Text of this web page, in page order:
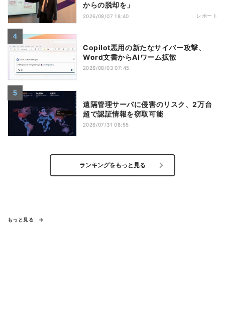
からの脱却を」
2026/08/07 18:40 レポート
Copilot悪用の新たなサイバー攻撃、
Word文書からAIワーム拡散
2026/08/03 07:45
遠隔管理サーバに侵害のリスク、2万台
超で認証情報を窃取可能
2026/07/31 08:55
ランキングをもっと見る
もっと見る